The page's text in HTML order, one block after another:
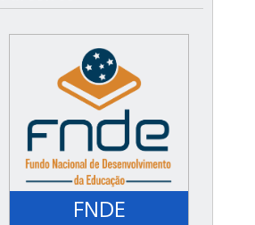
do Unicef
FNDE